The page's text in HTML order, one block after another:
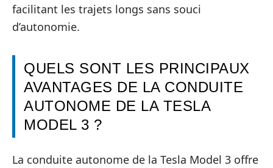
facilitant les trajets longs sans souci
d’autonomie.
QUELS SONT LES PRINCIPAUX
AVANTAGES DE LA CONDUITE
AUTONOME DE LA TESLA
MODEL 3 ?
La conduite autonome de la Tesla Model 3 offre